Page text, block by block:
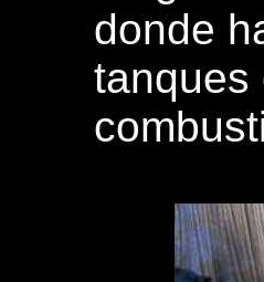
donde
tanques